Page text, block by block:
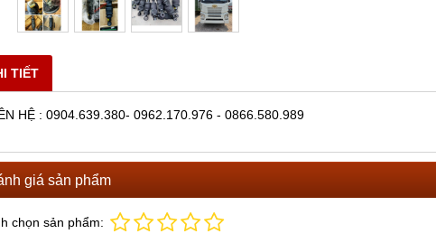
TIẾT
HỆ : 0904.639.380- 0962.170.976 - 0866.580.989
giá sản phẩm
chọn sản phẩm: